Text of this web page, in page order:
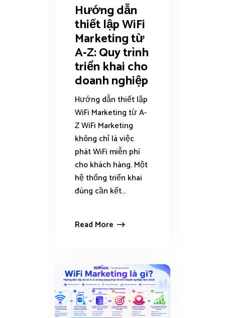
Hướng dẫn
thiết lập WiFi
Marketing từ
A-Z: Quy trình
triển khai cho
doanh nghiệp
Hướng dẫn thiết lập
WiFi Marketing từ A-
Z WiFi Marketing
không chỉ là việc
phát WiFi miễn phí
cho khách hàng. Một
hệ thống triển khai
đúng cần kết...
Read More